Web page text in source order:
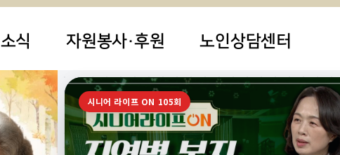
소식 자원봉사·후원 노인상담센터
시니어 라이프 ON 105회